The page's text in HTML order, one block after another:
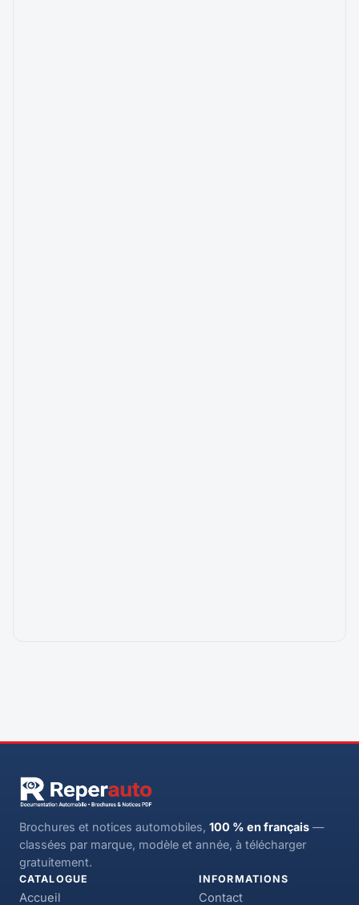
Brochures et notices automobiles, 100 % en français —
classées par marque, modèle et année, à télécharger
gratuitement.
CATALOGUE
Accueil
INFORMATIONS
Contact